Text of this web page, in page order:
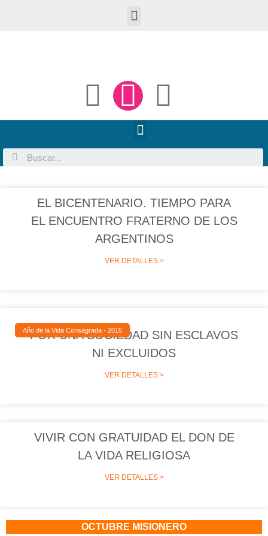
EL BICENTENARIO. TIEMPO PARA
EL ENCUENTRO FRATERNO DE LOS
ARGENTINOS
VER DETALLES >
Año de la Vida Consagrada - 2015
POR UNA SOCIEDAD SIN ESCLAVOS
NI EXCLUIDOS
VER DETALLES >
VIVIR CON GRATUIDAD EL DON DE
LA VIDA RELIGIOSA
VER DETALLES >
OCTUBRE MISIONERO